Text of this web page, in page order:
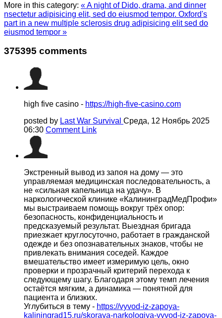
More in this category: « A night of Dido, drama, and dinner
nsectetur adipisicing elit, sed do eiusmod tempor. Oxford's
part in a new multiple sclerosis drug adipisicing elit sed do
eiusmod tempor »
375395 comments
high five casino - https://high-five-casino.com
posted by Last War Survival Среда, 12 Ноябрь 2025
06:30 Comment Link
Экстренный вывод из запоя на дому — это
управляемая медицинская последовательность, а
не «сильная капельница на удачу». В
наркологической клинике «КалининградМедПрофи»
мы выстраиваем помощь вокруг трёх опор:
безопасность, конфиденциальность и
предсказуемый результат. Выездная бригада
приезжает круглосуточно, работает в гражданской
одежде и без опознавательных знаков, чтобы не
привлекать внимания соседей. Каждое
вмешательство имеет измеримую цель, окно
проверки и прозрачный критерий перехода к
следующему шагу. Благодаря этому темп лечения
остаётся мягким, а динамика — понятной для
пациента и близких.
Углубиться в тему - https://vyvod-iz-zapoya-
kaliningrad15.ru/skoraya-narkologiya-vyvod-iz-zapoya-